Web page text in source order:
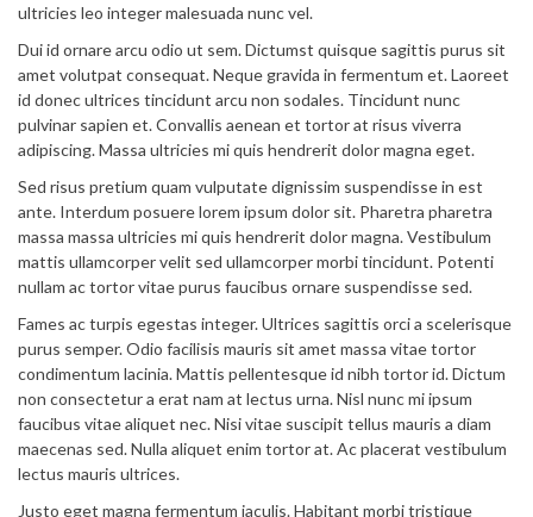
ultricies leo integer malesuada nunc vel.
Dui id ornare arcu odio ut sem. Dictumst quisque sagittis purus sit
amet volutpat consequat. Neque gravida in fermentum et. Laoreet
id donec ultrices tincidunt arcu non sodales. Tincidunt nunc
pulvinar sapien et. Convallis aenean et tortor at risus viverra
adipiscing. Massa ultricies mi quis hendrerit dolor magna eget.
Sed risus pretium quam vulputate dignissim suspendisse in est
ante. Interdum posuere lorem ipsum dolor sit. Pharetra pharetra
massa massa ultricies mi quis hendrerit dolor magna. Vestibulum
mattis ullamcorper velit sed ullamcorper morbi tincidunt. Potenti
nullam ac tortor vitae purus faucibus ornare suspendisse sed.
Fames ac turpis egestas integer. Ultrices sagittis orci a scelerisque
purus semper. Odio facilisis mauris sit amet massa vitae tortor
condimentum lacinia. Mattis pellentesque id nibh tortor id. Dictum
non consectetur a erat nam at lectus urna. Nisl nunc mi ipsum
faucibus vitae aliquet nec. Nisi vitae suscipit tellus mauris a diam
maecenas sed. Nulla aliquet enim tortor at. Ac placerat vestibulum
lectus mauris ultrices.
Justo eget magna fermentum iaculis. Habitant morbi tristique